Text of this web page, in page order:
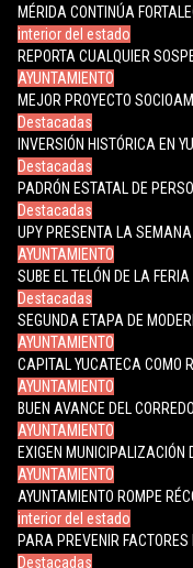
MÉRIDA CONTINÚA
interior del estado
REPORTA CUALQUIER
AYUNTAMIENTO
MEJOR PROYECTO
Destacadas
INVERSIÓN HISTÓRICA EN
Destacadas
PADRÓN ESTATAL DE
Destacadas
UPY PRESENTA LA SEMANA
AYUNTAMIENTO
SUBE EL TELÓN DE LA
Destacadas
SEGUNDA ETAPA DE
AYUNTAMIENTO
CAPITAL YUCATECA COMO
AYUNTAMIENTO
BUEN AVANCE DEL
AYUNTAMIENTO
EXIGEN MUNICIPALIZACIÓN
AYUNTAMIENTO
AYUNTAMIENTO ROMPE
interior del estado
PARA PREVENIR
Destacadas